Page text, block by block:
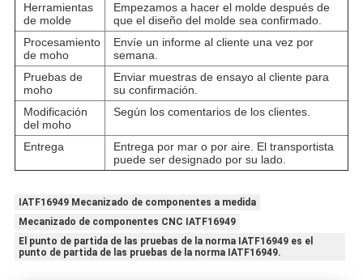
Herramientas
de molde
Empezamos a hacer el molde después de
que el diseño del molde sea confirmado.
Procesamiento
de moho
Envíe un informe al cliente una vez por
semana.
Pruebas de
moho
Enviar muestras de ensayo al cliente para
su confirmación.
Modificación
del moho
Según los comentarios de los clientes.
Entrega
Entrega por mar o por aire. El transportista
puede ser designado por su lado.
IATF16949 Mecanizado de componentes a medida
Mecanizado de componentes CNC IATF16949
El punto de partida de las pruebas de la norma IATF16949 es el
punto de partida de las pruebas de la norma IATF16949.